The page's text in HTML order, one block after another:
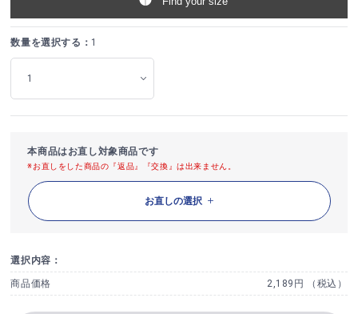
数量を選択する： 1
本商品はお直し対象商品です
※お直しをした商品の『返品』『交換』は出来ません。
お直しの選択
選択内容：
商品価格 2,189円 （税込）